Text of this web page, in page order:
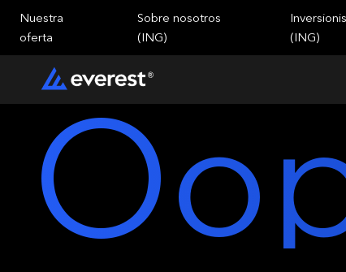
Nuestra
oferta
Sobre nosotros
(ING)
(ING)